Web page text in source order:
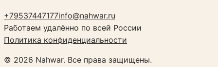
+79537447177info@nahwar.ru
Работаем удалённо по всей России
Политика конфиденциальности
© 2026 Nahwar. Все права защищены.